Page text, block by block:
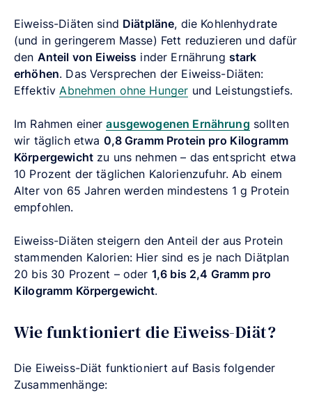
Eiweiss-Diäten sind Diätpläne, die Kohlenhydrate
(und in geringerem Masse) Fett reduzieren und dafür
den Anteil von Eiweiss inder Ernährung stark
erhöhen. Das Versprechen der Eiweiss-Diäten:
Effektiv Abnehmen ohne Hunger und Leistungstiefs.
Im Rahmen einerausgewogenen Ernährung sollten
wir täglich etwa 0,8 Gramm Protein pro Kilogramm
Körpergewichtzu uns nehmen – das entspricht etwa
10 Prozent der täglichen Kalorienzufuhr. Ab einem
Alter von 65 Jahren werden mindestens 1 g Protein
empfohlen.
Eiweiss-Diäten steigern den Anteil der aus Protein
stammenden Kalorien: Hier sind es je nach Diätplan
20 bis 30 Prozent – oder 1,6 bis 2,4 Gramm pro
Kilogramm Körpergewicht.
Wie funktioniert die Eiweiss-Diät?
Die Eiweiss-Diät funktioniert auf Basis folgender
Zusammenhänge: